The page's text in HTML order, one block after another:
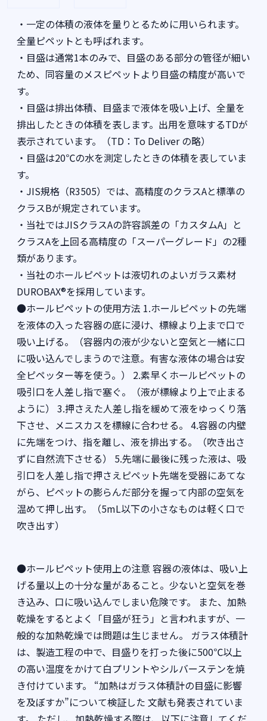
・一定の体積の液体を量りとるために用いられます。
全量ピペットとも呼ばれます。
・目盛は通常1本のみで、目盛のある部分の管径が細い
ため、同容量のメスピペットより目盛の精度が高いで
す。
・目盛は排出体積、目盛まで液体を吸い上げ、全量を
排出したときの体積を表します。出用を意味するTDが
表示されています。（TD：To Deliver の略）
・目盛は20℃の水を測定したときの体積を表していま
す。
・JIS規格（R3505）では、高精度のクラスAと標準の
クラスBが規定されています。
・当社ではJISクラスAの許容誤差の「カスタムA」と
クラスAを上回る高精度の「スーパーグレード」の2種
類があります。
・当社のホールピペットは液切れのよいガラス素材
DUROBAX®を採用しています。
●ホールピペットの使用方法 1.ホールピペットの先端
を液体の入った容器の底に浸け、標線より上まで口で
吸い上げる。（容器内の液が少ないと空気と一緒に口
に吸い込んでしまうので注意。有害な液体の場合は安
全ピペッター等を使う。） 2.素早くホールピペットの
吸引口を人差し指で塞ぐ。（液が標線より上で止まる
ように） 3.押さえた人差し指を緩めて液をゆっくり落
下させ、メニスカスを標線に合わせる。 4.容器の内壁
に先端をつけ、指を離し、液を排出する。（吹き出さ
ずに自然流下させる） 5.先端に最後に残った液は、吸
引口を人差し指で押さえピペット先端を受器にあてな
がら、ピペットの膨らんだ部分を握って内部の空気を
温めて押し出す。（5mL以下の小さなものは軽く口で
吹き出す）
●ホールピペット使用上の注意 容器の液体は、吸い上
げる量以上の十分な量があること。少ないと空気を巻
き込み、口に吸い込んでしまい危険です。 また、加熱
乾燥をするとよく「目盛が狂う」と言われますが、一
般的な加熱乾燥では問題は生じません。 ガラス体積計
は、製造工程の中で、目盛りを打った後に500℃以上
の高い温度をかけて白プリントやシルバーステンを焼
き付けています。 “加熱はガラス体積計の目盛に影響
を及ぼすか”について検証した 文献も発表されていま